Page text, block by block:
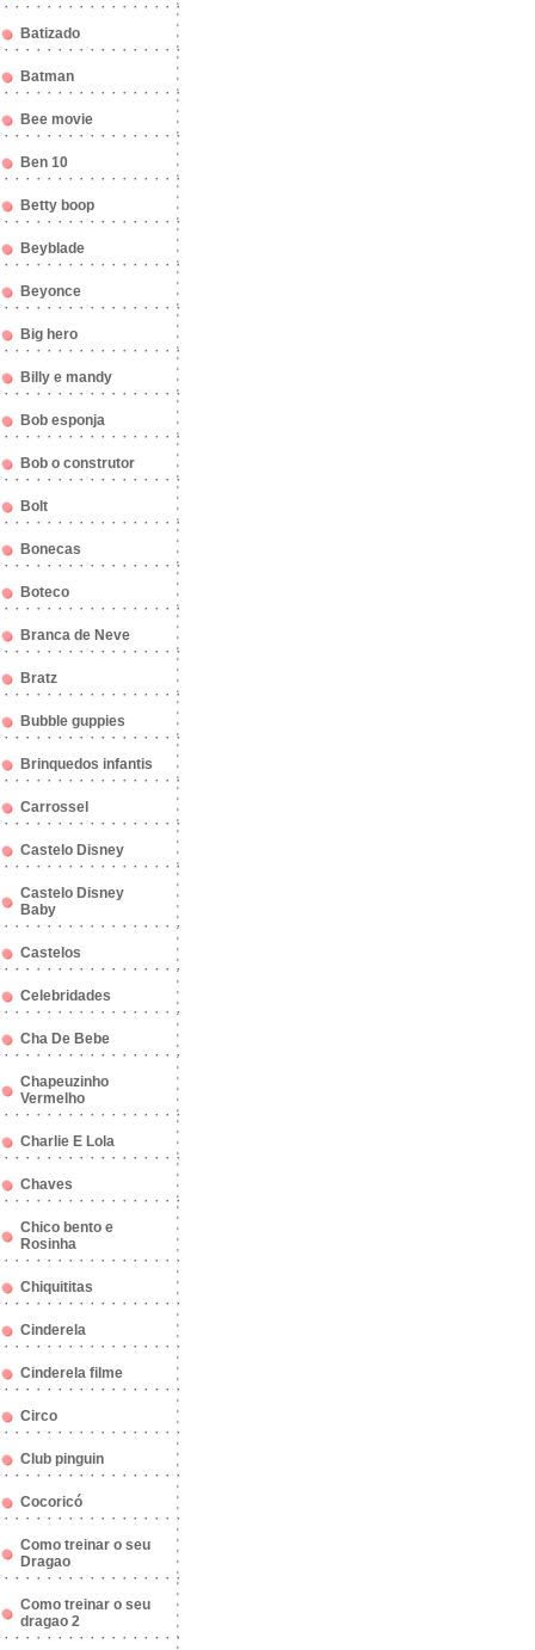
Batizado
Batman
Bee movie
Ben 10
Betty boop
Beyblade
Beyonce
Big hero
Billy e mandy
Bob esponja
Bob o construtor
Bolt
Bonecas
Boteco
Branca de Neve
Bratz
Bubble guppies
Brinquedos infantis
Carrossel
Castelo Disney
Castelo Disney
Baby
Castelos
Celebridades
Cha De Bebe
Chapeuzinho
Vermelho
Charlie E Lola
Chaves
Chico bento e
Rosinha
Chiquititas
Cinderela
Cinderela filme
Circo
Club pinguin
Cocoricó
Como treinar o seu
Dragao
Como treinar o seu
dragao 2